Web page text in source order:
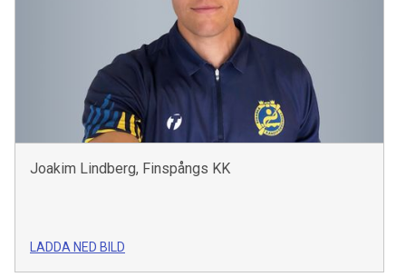
Joakim Lindberg, Finspångs KK
LADDA NED BILD